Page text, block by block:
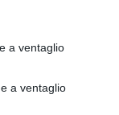
a ventaglio
a ventaglio